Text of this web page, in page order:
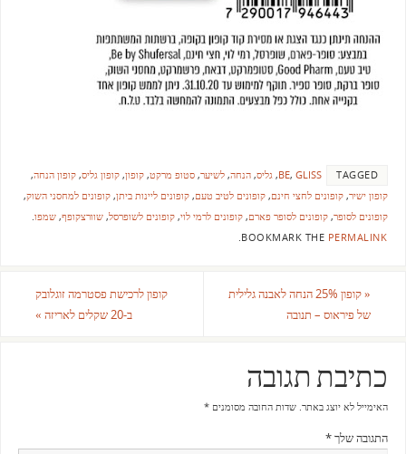
TAGGED
BE,GLISS
, גליס, הנחה, לשיער, סטופ מרקט, קופון, קופון גליס, קופון הנחה,
קופון ישיר, קופונים לחצי חינם, קופונים לטיב טעם, קופונים ליינות ביתן, קופונים למחסני השוק,
קופונים לסופר, קופונים לסופר פארם, קופונים לרמי לוי, קופונים לשופרסל, שוורצקופף, שמפו.
BOOKMARK THE PERMALINK
.
«
קופון 25% הנחה לאבנה גלילית
של פיראוס – תנובה
קופון לרכישת פסטרמה זוגלובק
ב-20 שקלים לאריזה
»
כתיבת תגובה
האימייל לא יוצג באתר. שדות החובה מסומנים *
התגובה שלך*